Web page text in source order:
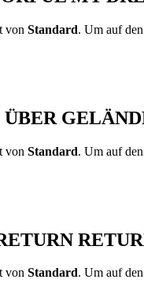
von Standard. Um auf
von Standard. Um auf
von Standard. Um auf